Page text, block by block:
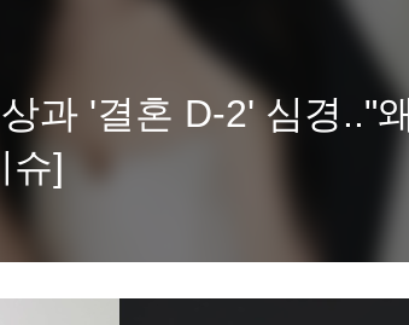
과 '결혼 D-2' 심경.."
슈]